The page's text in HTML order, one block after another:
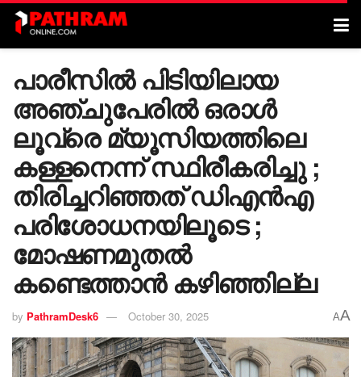
പാരീസില്‍ പിടിയിലായ
അഞ്ചുപേരില്‍ ഒരാള്‍
ലൂവ്രെ മ്യൂസിയത്തിലെ
കള്ളനെന്ന് സ്ഥിരീകരിച്ചു ;
തിരിച്ചറിഞ്ഞത് ഡിഎന്‍എ
പരിശോധനയിലൂടെ ;
മോഷണമുതല്‍
കണ്ടെത്താന്‍ കഴിഞ്ഞില്ല
by PathramDesk6 October 30, 2025 AA